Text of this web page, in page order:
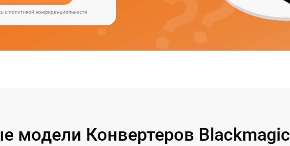
c политикой конфиденциальности
модели Конвертеров Blackmagic